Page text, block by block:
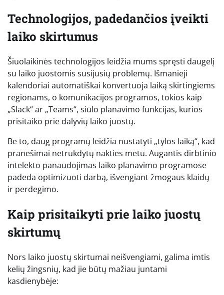
Technologijos, padedančios įveikti
laiko skirtumus
Šiuolaikinės technologijos leidžia mums spręsti daugelį
su laiko juostomis susijusių problemų. Išmanieji
kalendoriai automatiškai konvertuoja laiką skirtingiems
regionams, o komunikacijos programos, tokios kaip
„Slack“ ar „Teams“, siūlo planavimo funkcijas, kurios
prisitaiko prie dalyvių laiko juostų.
Be to, daug programų leidžia nustatyti „tylos laiką“, kad
pranešimai netrukdytų nakties metu. Augantis dirbtinio
intelekto panaudojimas laiko planavimo programose
padeda optimizuoti darbą, išvengiant žmogaus klaidų
ir perdegimo.
Kaip prisitaikyti prie laiko juostų
skirtumų
Nors laiko juostų skirtumai neišvengiami, galima imtis
kelių žingsnių, kad jie būtų mažiau juntami
kasdienybėje: